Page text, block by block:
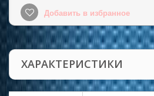
Добавить в избранное
ХАРАКТЕРИСТИКИ